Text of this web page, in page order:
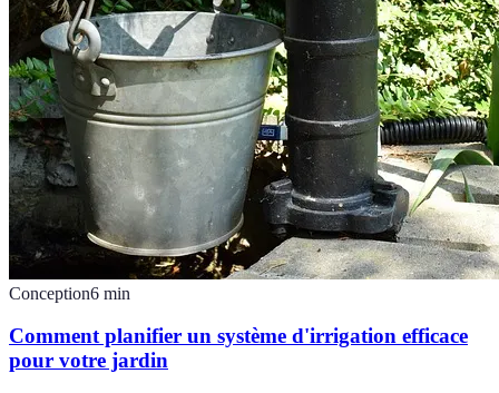
Conception6 min
Comment planifier un système d'irrigation efficace
pour votre jardin